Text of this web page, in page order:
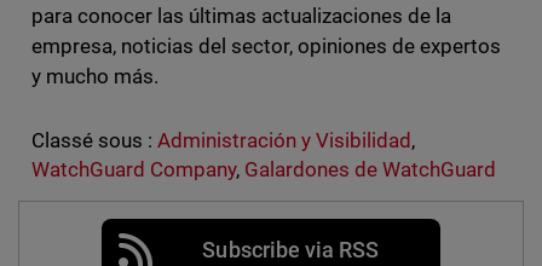
para conocer las últimas actualizaciones de la
empresa, noticias del sector, opiniones de expertos
y mucho más.
Classé sous : Administración y Visibilidad ,
WatchGuard Company, Galardones de WatchGuard
Subscribe via RSS